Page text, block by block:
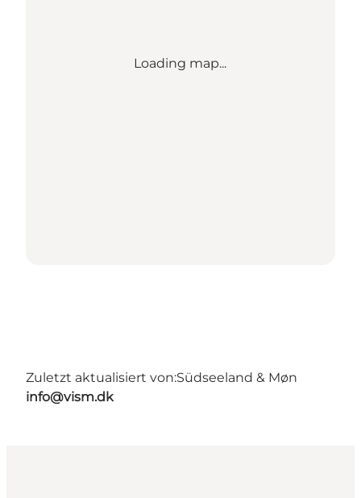
Loading map...
Zuletzt aktualisiert von:Südseeland & Møn
info@vism.dk